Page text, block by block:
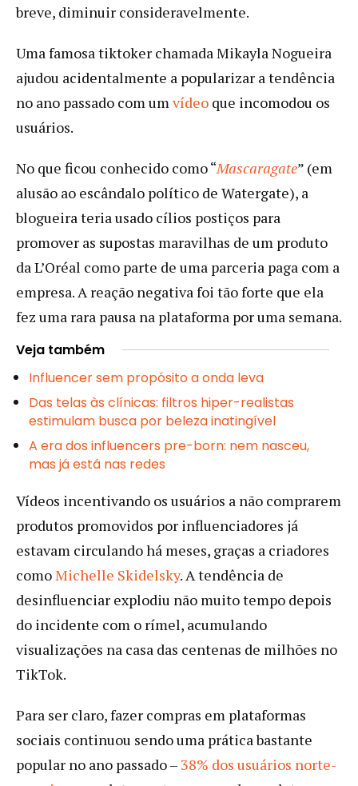
breve, diminuir consideravelmente.
Uma famosa tiktoker chamada Mikayla Nogueira
ajudou acidentalmente a popularizar a tendência
no ano passado com umvídeo que incomodou os
usuários.
No que ficou conhecido como “Mascaragate” (em
alusão ao escândalo político de Watergate), a
blogueira teria usado cílios postiços para
promover as supostas maravilhas de um produto
da L’Oréal como parte de uma parceria paga com a
empresa. A reação negativa foi tão forte que ela
fez uma rara pausa na plataforma por uma semana.
Veja também
Influencer sem propósito a onda leva
Das telas às clínicas: filtros hiper-realistas
estimulam busca por beleza inatingível
A era dos influencers pre-born: nem nasceu,
mas já está nas redes
Vídeos incentivando os usuários a não comprarem
produtos promovidos por influenciadores já
estavam circulando há meses, graças a criadores
comoMichelle Skidelsky. A tendência de
desinfluenciar explodiu não muito tempo depois
do incidente com o rímel, acumulando
visualizações na casa das centenas de milhões no
TikTok.
Para ser claro, fazer compras em plataformas
sociais continuou sendo uma prática bastante
popular no ano passado – 38% dos usuários norte-